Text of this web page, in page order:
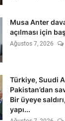
Musa Anter
açılması için
Ağustos 7, 2026
Türkiye, Suudi
Pakistan’dan
Bir üyeye
yapı...